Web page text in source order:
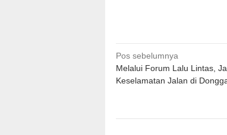
Navigasi
pos
Pos sebelumnya
Melalui Forum Lalu Lintas,
Keselamatan Jalan di